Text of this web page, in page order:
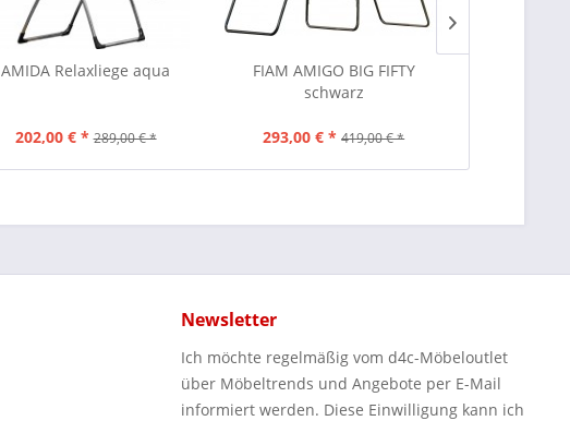
AMIDA Relaxliege aqua
202,00 € * 289,00 € *
FIAM AMIGO BIG FIFTY
schwarz
293,00 € * 419,00 € *
Newsletter
Ich möchte regelmäßig vom d4c-Möbeloutlet
über Möbeltrends und Angebote per E-Mail
informiert werden. Diese Einwilligung kann ich